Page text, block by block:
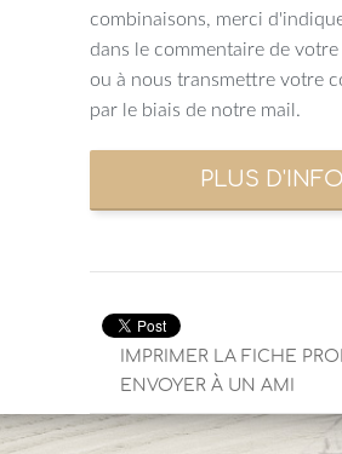
combinaisons, merci
dans le commentaire de votre
ou à nous transmettre votre
par le biais de notre mail.
IMPRIMER LA FICHE
ENVOYER À UN AMI